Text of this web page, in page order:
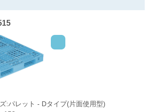
:パレット - Dタイプ(片面使用型)